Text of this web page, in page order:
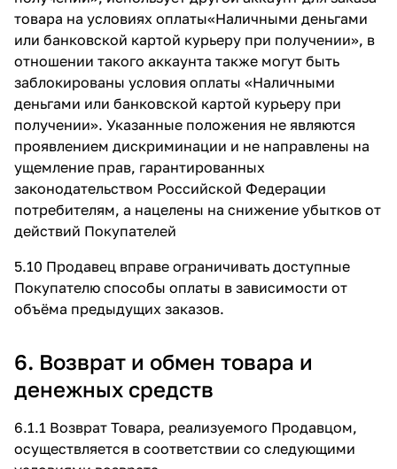
товара на условиях оплаты«Наличными деньгами
или банковской картой курьеру при получении», в
отношении такого аккаунта также могут быть
заблокированы условия оплаты «Наличными
деньгами или банковской картой курьеру при
получении». Указанные положения не являются
проявлением дискриминации и не направлены на
ущемление прав, гарантированных
законодательством Российской Федерации
потребителям, а нацелены на снижение убытков от
действий Покупателей
5.10 Продавец вправе ограничивать доступные
Покупателю способы оплаты в зависимости от
объёма предыдущих заказов.
6. Возврат и обмен товара и
денежных средств
6.1.1 Возврат Товара, реализуемого Продавцом,
осуществляется в соответствии со следующими